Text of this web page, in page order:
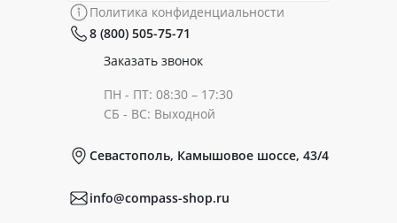
Политика конфиденциальности
8 (800) 505-75-71
Заказать звонок
ПН - ПТ: 08:30 – 17:30
СБ - ВС: Выходной
Севастополь, Камышовое шоссе, 43/4
info@compass-shop.ru